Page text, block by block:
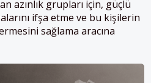
azınlık grupları için, güçlü
ifşa etme ve bu kişilerin
sağlama aracına